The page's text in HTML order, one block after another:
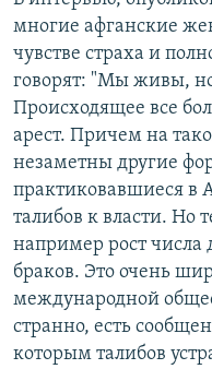
многие афганские
чувстве страха и
говорят: "Мы живы,
Происходящее все
арест. Причем на
незаметны другие
практиковавшиеся в
талибов к власти. Но
например рост числа
браков. Это очень
международной
странно, есть
которым талибов